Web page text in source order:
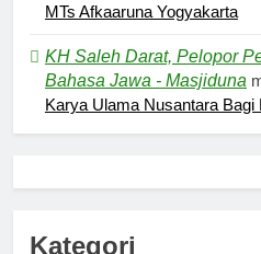
MTs Afkaaruna Yogyakarta
KH Saleh Darat, Pelopor
Bahasa Jawa - Masjiduna
Karya Ulama Nusantara Bagi
Kategori